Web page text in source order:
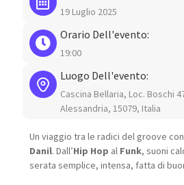
19 Luglio 2025
Orario Dell'evento:
19:00
Luogo Dell'evento:
Cascina Bellaria, Loc. Boschi
Alessandria, 15079, Italia
Un viaggio tra le radici del groove
Danil. Dall’Hip Hop al Funk, suoni
serata semplice, intensa, fatta di